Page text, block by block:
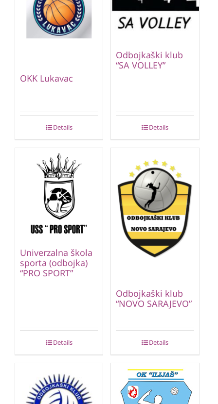
OKK Lukavac
Details
Odbojkaški klub
“SA VOLLEY”
Details
Univerzalna škola
sporta (odbojka)
“PRO SPORT”
Details
Odbojkaški klub
“NOVO SARAJEVO”
Details